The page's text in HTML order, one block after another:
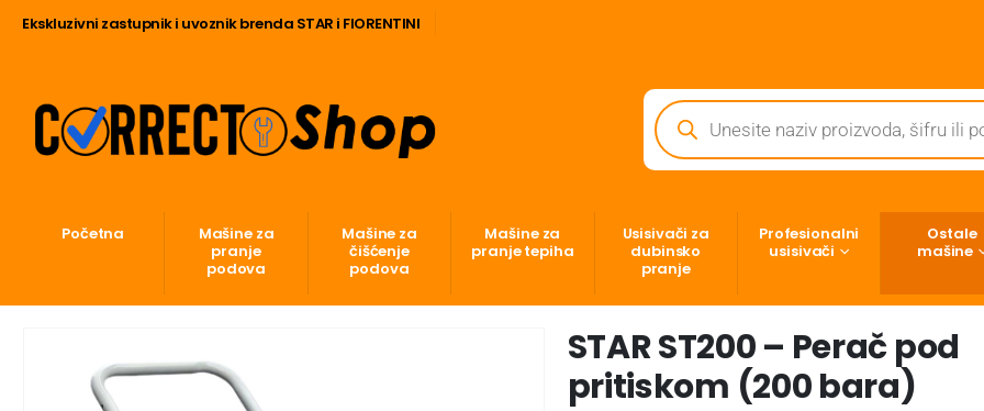
Ekskluzivni zastupnik i uvoznik brenda STAR i FIORENTINI
Početna
Mašine za
pranje
podova
Mašine za
čišćenje
podova
Mašine za
pranje tepiha
Usisivači za
dubinsko
pranje
Profesionalni
usisivači
Ostale
mašine
STAR ST200 – Perač pod
pritiskom (200 bara)